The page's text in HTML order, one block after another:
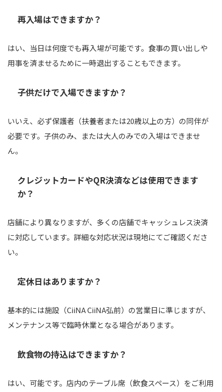
再入場はできますか？
はい、当日は何度でも再入場が可能です。食事の買い出しや
用事を済ませるために一時退出することもできます。
子供だけで入場できますか？
いいえ、必ず保護者（扶養者または20歳以上の方）の同伴が
必要です。子供のみ、または大人のみでの入場はできませ
ん。
クレジットカードやQR決済などは使用できます
か？
店舗により異なりますが、多くの店舗でキャッシュレス決済
に対応しています。詳細な対応状況は現地にてご確認くださ
い。
定休日はありますか？
基本的には施設（CiiNA CiiNA弘前）の営業日に準じますが、
メンテナンス等で臨時休業となる場合があります。
飲食物の持込はできますか？
はい、可能です。店内のテーブル席（飲食スペース）をご利用